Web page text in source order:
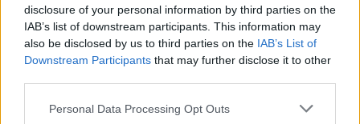
disclosure of your personal information by third parties on the
IAB’s list of downstream participants. This information may
also be disclosed by us to third parties on the IAB’s List of
Downstream Participants that may further disclose it to other
Please note that this website/app uses one or more Google
Personal Data Processing Opt Outs
#KÜLFÖLD #DROGKARTELL # MEXIKÓ
#HADSEREG #KATONA #VIDEÓ #KIVÉGZÉS